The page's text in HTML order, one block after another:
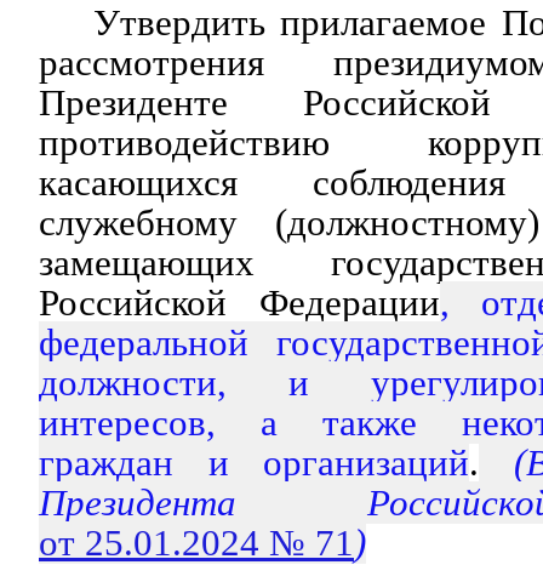
Утвердить прилагаемое
рассмотрения
Президенте
противодействию
касающихся
служебному
замещающих
Российской Федерации,
федеральной
должности, и
интересов, а также
граждан и организаций.
Президента
от 25.01.2024 № 71)